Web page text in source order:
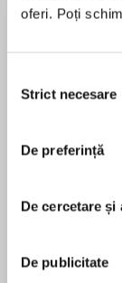
oferi. Poți
consimțământului
Strict necesare
De preferință
De cercetare și
De publicitate
Despre
series
Power of
The fourth
adventure,
epic world of
În acest
pentru
Erin Hunter